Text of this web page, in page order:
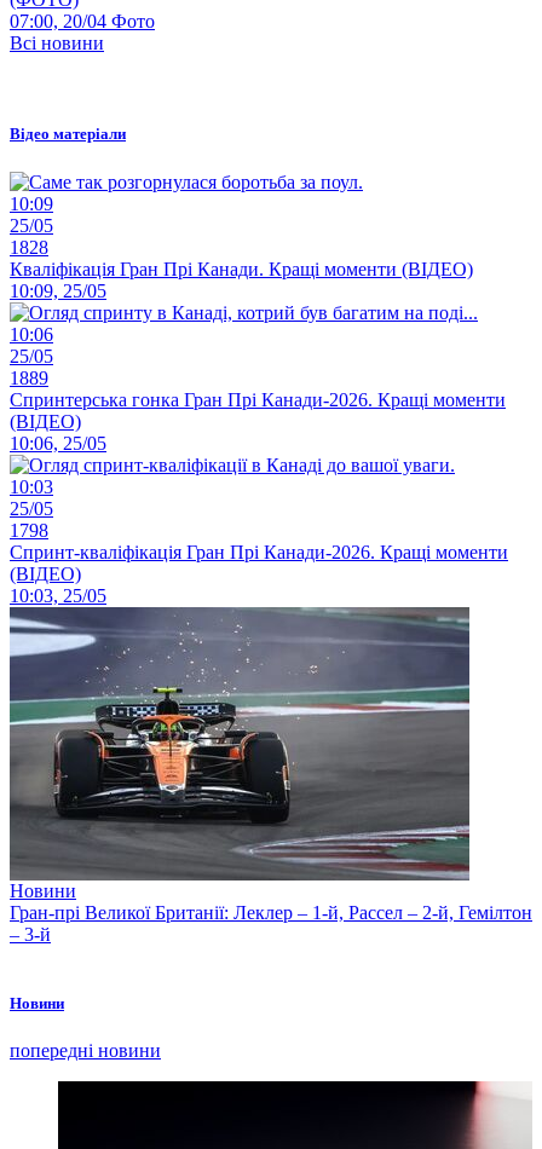
07:00, 20/04 Фото
Всі новини
Відео матеріали
10:09
25/05
1828
Кваліфікація Гран Прі Канади. Кращі моменти (ВІДЕО)
10:09, 25/05
10:06
25/05
1889
Спринтерська гонка Гран Прі Канади-2026. Кращі моменти
(ВІДЕО)
10:06, 25/05
10:03
25/05
1798
Спринт-кваліфікація Гран Прі Канади-2026. Кращі моменти
(ВІДЕО)
10:03, 25/05
Новини
Гран-прі Великої Британії: Леклер – 1-й, Рассел – 2-й, Гемілтон
– 3-й
Новини
попередні новини